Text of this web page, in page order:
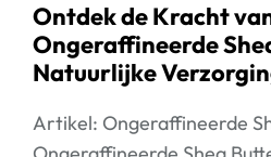
Ontdek de Kracht
Ongeraffineerde
Natuurlijke
Artikel: Ongeraffineerde